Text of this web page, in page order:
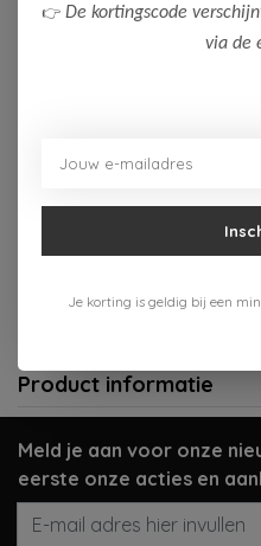
Aan
Gratis verzenden vanaf
Verzenden 1-3
Product informatie
Meld je aan voor onze
eerste onze acties en
👉 De kortingscode
via de
Je korting is geldig bij een